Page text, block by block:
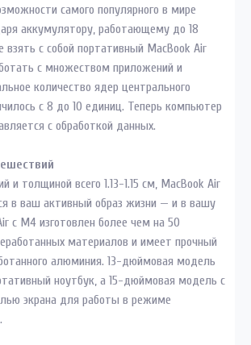
самого популярного в мире
аккумулятору, работающему до 18
с собой портативный MacBook Air
с множеством приложений и
количество ядер центрального
с 8 до 10 единиц. Теперь компьютер
с обработкой данных.
и толщиной всего 1.13-1.15 см, MacBook Air
в ваш активный образ жизни — и в вашу
с M4 изготовлен более чем на 50
материалов и имеет прочный
алюминия. 13-дюймовая модель
ноутбук, а 15-дюймовая модель с
экрана для работы в режиме